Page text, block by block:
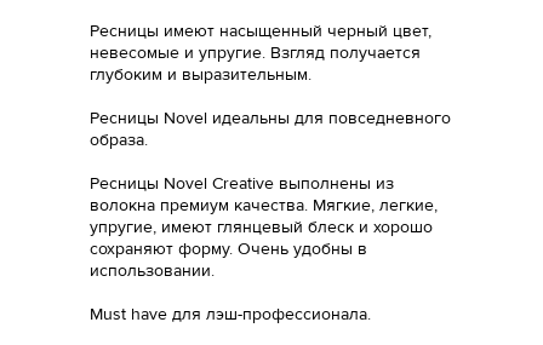
Ресницы имеют насыщенный черный цвет,
невесомые и упругие. Взгляд получается
глубоким и выразительным.
Ресницы Novel идеальны для повседневного
образа.
Ресницы Novel Creative выполнены из
волокна премиум качества. Мягкие, легкие,
упругие, имеют глянцевый блеск и хорошо
сохраняют форму. Очень удобны в
использовании.
Must have для лэш-профессионала.